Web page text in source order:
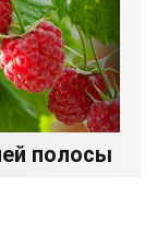
полосы